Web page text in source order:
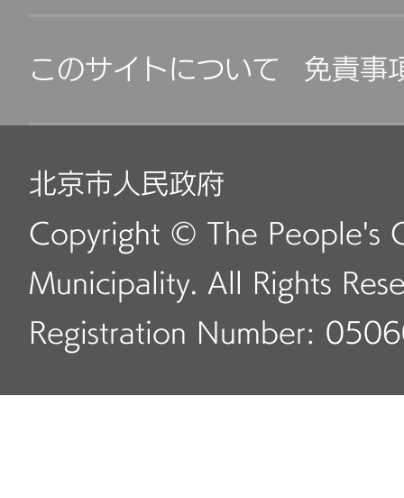
このサイトについて 免責事
北京市人民政府
Copyright © The People's
Municipality. All Rights
Registration Number: